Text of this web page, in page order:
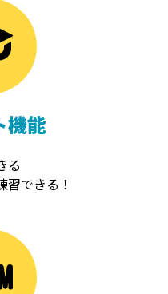
機能
る
できる！